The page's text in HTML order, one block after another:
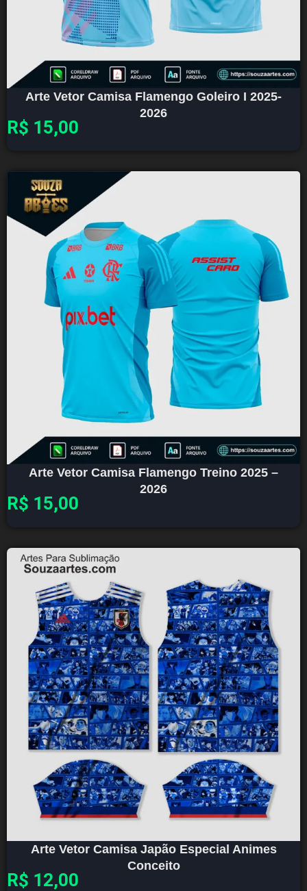
Arte Vetor Camisa Flamengo Goleiro I 2025-
2026
R$ 15,00
Arte Vetor Camisa Flamengo Treino 2025 –
2026
R$ 15,00
Arte Vetor Camisa Japão Especial Animes
Conceito
R$ 12,00